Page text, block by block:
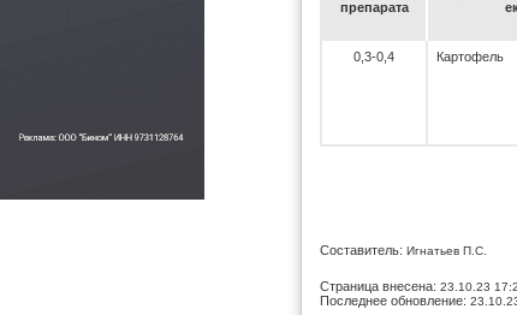
пре­па­ра­та
0,3-0,4 Картофель
Составитель: Игнатьев П.С.
Страница внесена: 23.10.23
Последнее обновление: